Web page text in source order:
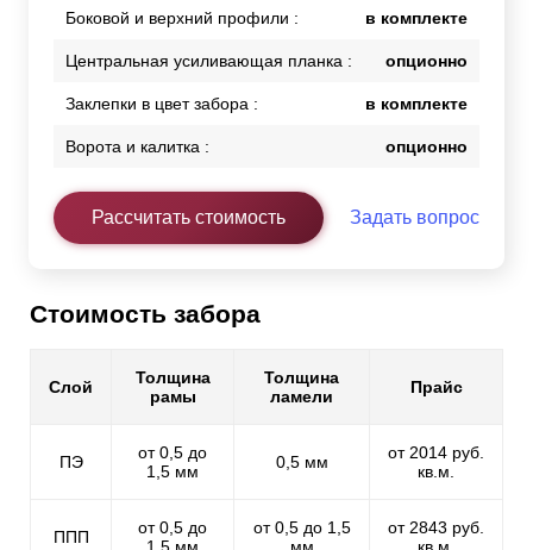
Боковой и верхний профили : в комплекте
Центральная усиливающая планка : опционно
Заклепки в цвет забора : в комплекте
Ворота и калитка : опционно
Рассчитать стоимость Задать вопрос
Стоимость забора
Слой
Толщина
рамы
Толщина
ламели
Прайс
ПЭ
от 0,5 до
1,5 мм
0,5 мм
от 2014 руб.
кв.м.
ППП
от 0,5 до
от 0,5 до 1,5
от 2843 руб.